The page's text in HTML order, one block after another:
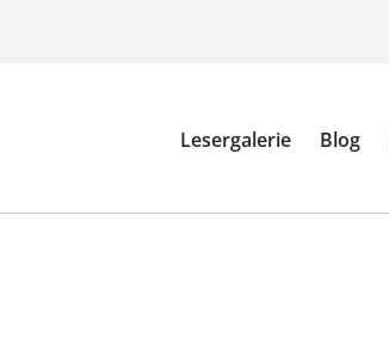
Lesergalerie Blog